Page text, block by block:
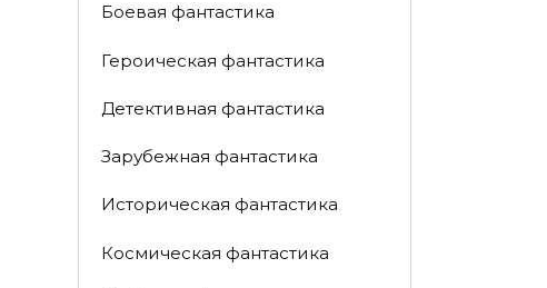
Боевая фантастика
Героическая фантастика
Детективная фантастика
Зарубежная фантастика
Историческая фантастика
Космическая фантастика